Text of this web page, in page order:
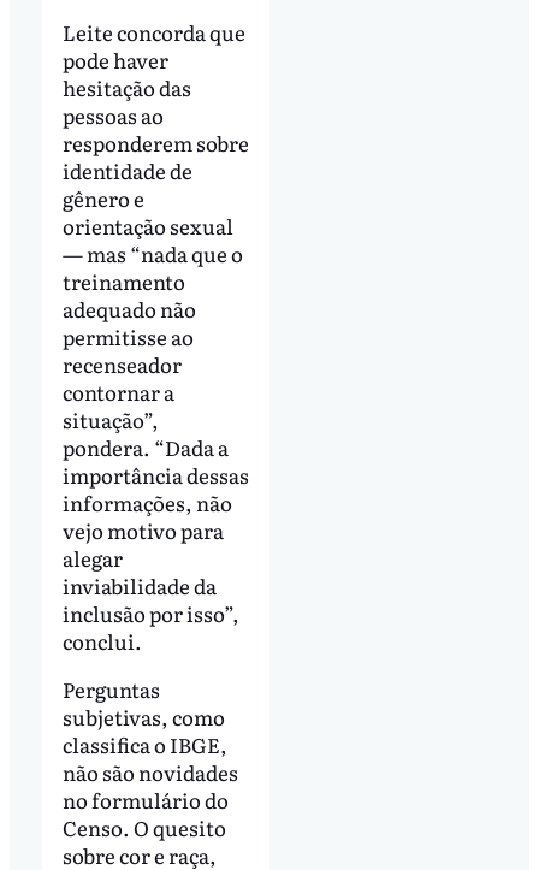
Leite concorda que
pode haver
hesitação das
pessoas ao
responderem sobre
identidade de
gênero e
orientação sexual
— mas “nada que o
treinamento
adequado não
permitisse ao
recenseador
contornar a
situação”,
pondera. “Dada a
importância dessas
informações, não
vejo motivo para
alegar
inviabilidade da
inclusão por isso”,
conclui.
Perguntas
subjetivas, como
classifica o IBGE,
não são novidades
no formulário do
Censo. O quesito
sobre cor e raça,